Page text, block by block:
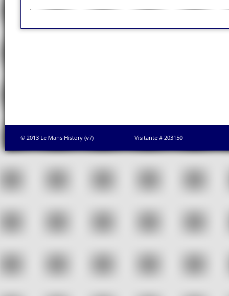
© 2013 Le Mans History (v7) Visitante # 203150